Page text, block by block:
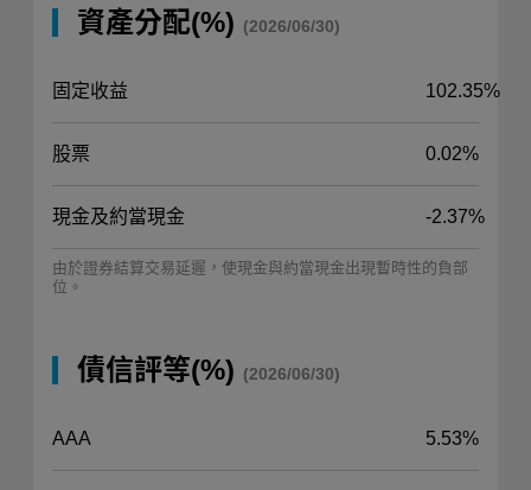
資產分配(%) (2026/06/30)
固定收益 102.35%
股票 0.02%
現金及約當現金 -2.37%
由於證券結算交易延遲，使現金與約當現金出現暫時性的負部
位。
債信評等(%) (2026/06/30)
AAA 5.53%